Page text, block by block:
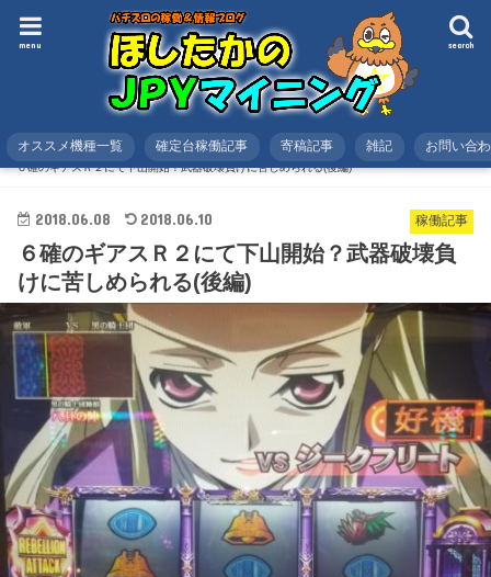
search
menu
オススメ機種一覧 確定台稼働記事 寄稿記事 雑記 お問い合
HOME スロット
稼働記事
６確のギアスＲ２にて下山開始？武器破壊負けに苦しめられる(後編)
稼働記事
2018.06.08 2018.06.10
６確のギアスＲ２にて下山開始？武器破壊負
けに苦しめられる(後編)